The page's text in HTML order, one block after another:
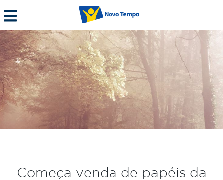
Começa venda de papéis da